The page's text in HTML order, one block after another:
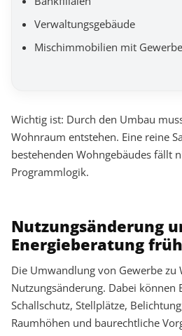
Verwaltungsgebäude
Mischimmobilien mit
Wichtig ist: Durch den Umbau
Wohnraum entstehen. Eine reine
bestehenden Wohngebäudes fällt
Programmlogik.
Nutzungsänderung
Energieberatung
Die Umwandlung von Gewerbe zu
Nutzungsänderung. Dabei können
Schallschutz, Stellplätze,
Raumhöhen und baurechtliche